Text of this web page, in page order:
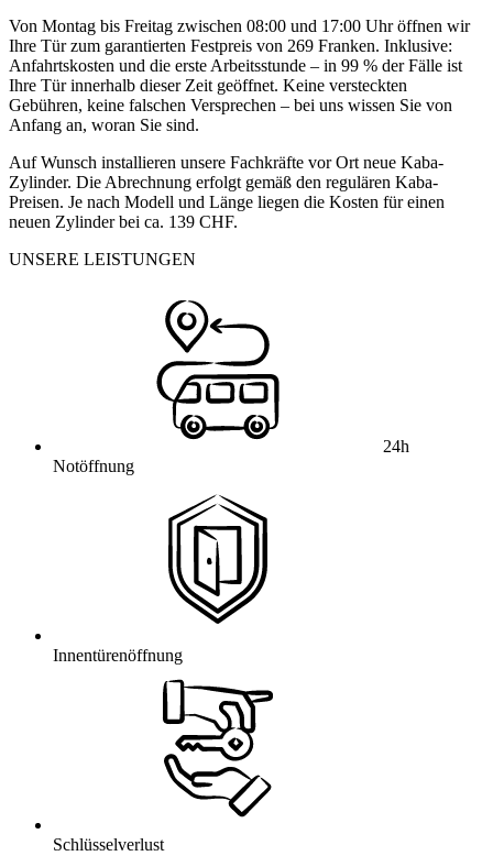
Von Montag bis Freitag zwischen 08:00 und 17:00 Uhr öffnen wir
Ihre Tür zum garantierten Festpreis von 269 Franken. Inklusive:
Anfahrtskosten und die erste Arbeitsstunde – in 99 % der Fälle ist
Ihre Tür innerhalb dieser Zeit geöffnet. Keine versteckten
Gebühren, keine falschen Versprechen – bei uns wissen Sie von
Anfang an, woran Sie sind.
Auf Wunsch installieren unsere Fachkräfte vor Ort neue Kaba-
Zylinder. Die Abrechnung erfolgt gemäß den regulären Kaba-
Preisen. Je nach Modell und Länge liegen die Kosten für einen
neuen Zylinder bei ca. 139 CHF.
UNSERE LEISTUNGEN
24h
Notöffnung
Innentürenöffnung
Schlüsselverlust